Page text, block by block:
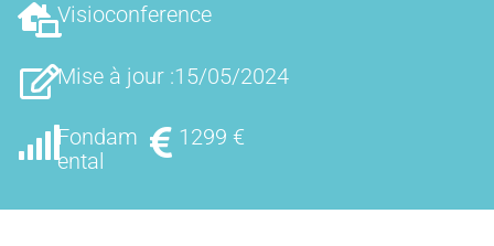
Visioconference
Mise à jour :15/05/2024
Fondam
ental
1299 €